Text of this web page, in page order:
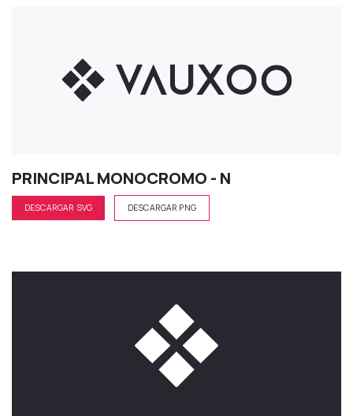
PRINCIPAL MONOCROMO - N
DESCARGAR SVG DESCARGAR PNG